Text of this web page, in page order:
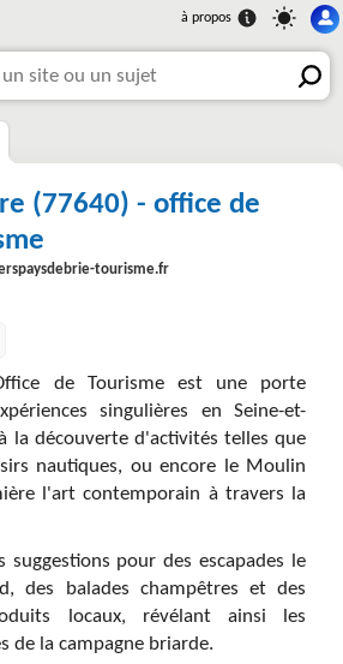
(77640) - office de
tourisme.fr
de Tourisme est une porte
singulières en Seine-et-
la découverte d'activités telles que
nautiques, ou encore le Moulin
l'art contemporain à travers la
suggestions pour des escapades le
des balades champêtres et des
locaux, révélant ainsi les
de la campagne briarde.